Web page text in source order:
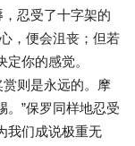
忍受了十字架的
，便会沮丧；但若
你的感觉。
则是永远的。摩
。”保罗同样地忍受
我们成说极重无